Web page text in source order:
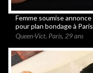
Femme soumise annonce
pour plan bondage à Paris
Queen-Vict, Paris, 29 ans